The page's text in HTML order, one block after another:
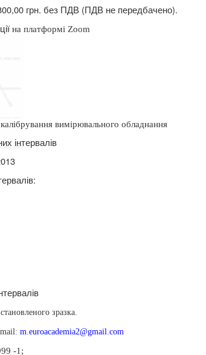
грн. без ПДВ (ПДВ не передбачено).
на платформі Zoom
вимірювального обладнання
інтервалів
зразка.
m.euroacademia2@gmail.com
-1;